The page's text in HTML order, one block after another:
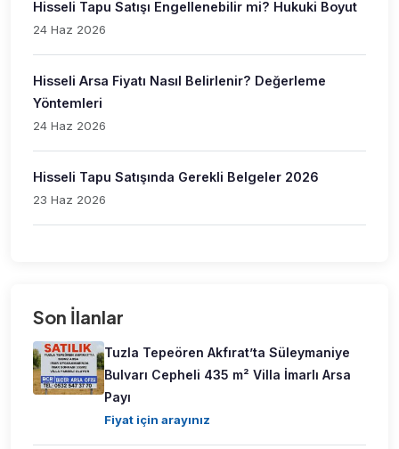
Hisseli Tapu Satışı Engellenebilir mi? Hukuki Boyut
24 Haz 2026
Hisseli Arsa Fiyatı Nasıl Belirlenir? Değerleme
Yöntemleri
24 Haz 2026
Hisseli Tapu Satışında Gerekli Belgeler 2026
23 Haz 2026
Son İlanlar
Tuzla Tepeören Akfırat’ta Süleymaniye
Bulvarı Cepheli 435 m² Villa İmarlı Arsa
Payı
Fiyat için arayınız